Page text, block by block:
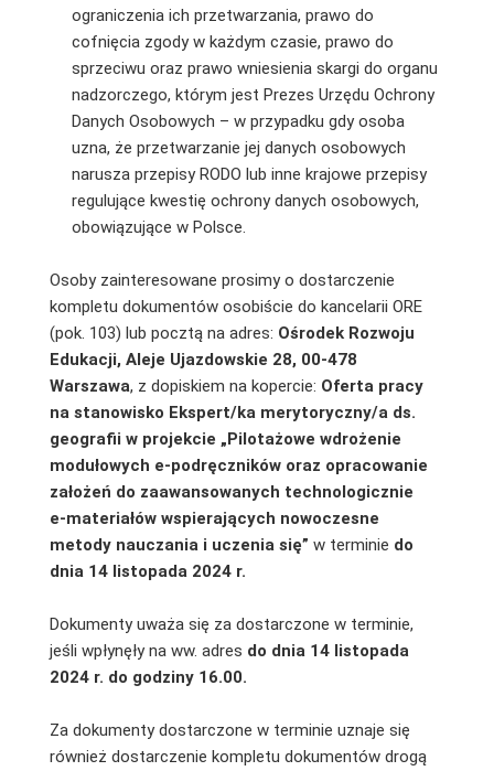
ograniczenia ich przetwarzania, prawo do
cofnięcia zgody w każdym czasie, prawo do
sprzeciwu oraz prawo wniesienia skargi do organu
nadzorczego, którym jest Prezes Urzędu Ochrony
Danych Osobowych – w przypadku gdy osoba
uzna, że przetwarzanie jej danych osobowych
narusza przepisy RODO lub inne krajowe przepisy
regulujące kwestię ochrony danych osobowych,
obowiązujące w Polsce.
Osoby zainteresowane prosimy o dostarczenie
kompletu dokumentów osobiście do kancelarii ORE
(pok. 103) lub pocztą na adres: Ośrodek Rozwoju
Edukacji, Aleje Ujazdowskie 28, 00-478
Warszawa, z dopiskiem na kopercie: Oferta pracy
na stanowisko Ekspert/ka merytoryczny/a ds.
geografii w projekcie „Pilotażowe wdrożenie
modułowych e-podręczników oraz opracowanie
założeń do zaawansowanych technologicznie
e‑materiałów wspierających nowoczesne
metody nauczania i uczenia się” w terminie do
dnia 14 listopada 2024 r.
Dokumenty uważa się za dostarczone w terminie,
jeśli wpłynęły na ww. adres do dnia 14 listopada
2024 r. do godziny 16.00.
Za dokumenty dostarczone w terminie uznaje się
również dostarczenie kompletu dokumentów drogą